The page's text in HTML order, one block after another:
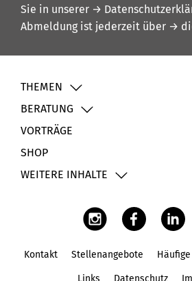
Sie in unserer →
Abmeldung ist jederzeit über →
THEMEN
BERATUNG
VORTRÄGE
SHOP
WEITERE INHALTE
Kontakt Stellenangebote